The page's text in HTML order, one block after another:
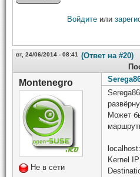
Войдите или
вт, 24/06/2014 - 08:41
(Ответ на #20)
Montenegro
Не в сети
Может
Kernel